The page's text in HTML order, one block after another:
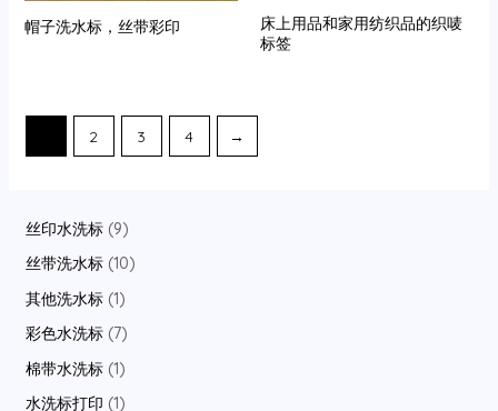
丝印水洗标 99
p
r
u
丝带洗水标 101
其他洗水标 11
p
r
彩色水洗标 77
p
r
棉带水洗标 11
p
水洗标打印 11
帽子洗水标，丝带彩印
床上用品和家用纺织品的织唛
标签
2 3 4 →